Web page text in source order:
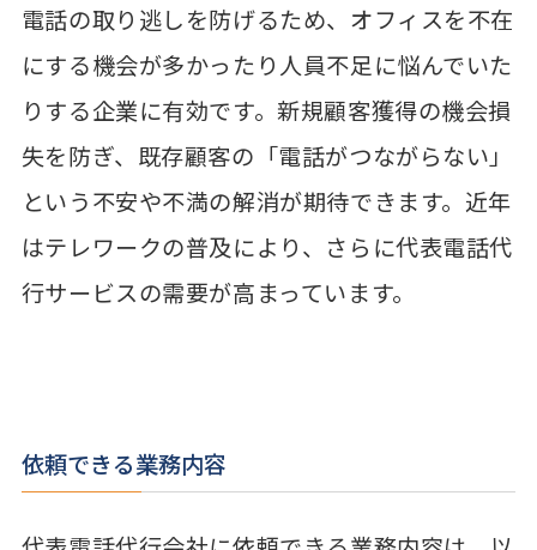
電話の取り逃しを防げるため、オフィスを不在
にする機会が多かったり人員不足に悩んでいた
りする企業に有効です。新規顧客獲得の機会損
失を防ぎ、既存顧客の「電話がつながらない」
という不安や不満の解消が期待できます。近年
はテレワークの普及により、さらに代表電話代
行サービスの需要が高まっています。
依頼できる業務内容